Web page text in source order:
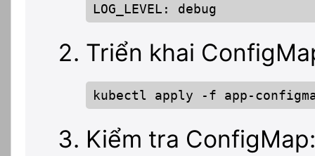
LOG_LEVEL: debug
Triển khai
kubectl apply -f app-
Kiểm tra ConfigMap: